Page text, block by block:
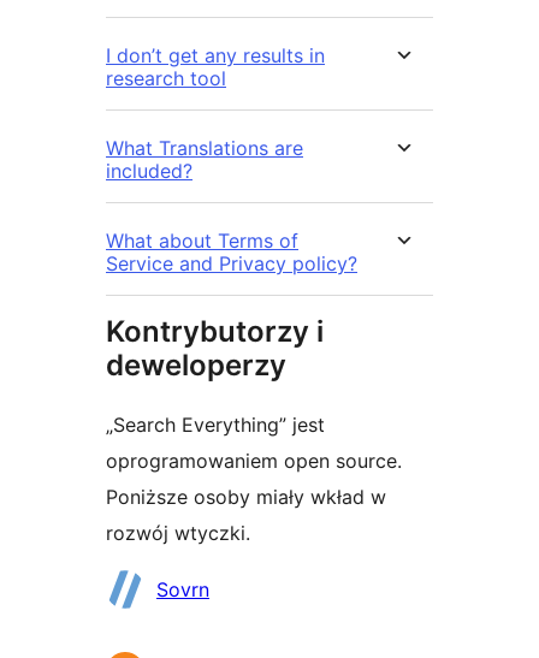
I don’t get any results in
research tool
What Translations are
included?
What about Terms of
Service and Privacy policy?
Kontrybutorzy i
deweloperzy
„Search Everything” jest
oprogramowaniem open source.
Poniższe osoby miały wkład w
rozwój wtyczki.
Zaangażowani
Sovrn